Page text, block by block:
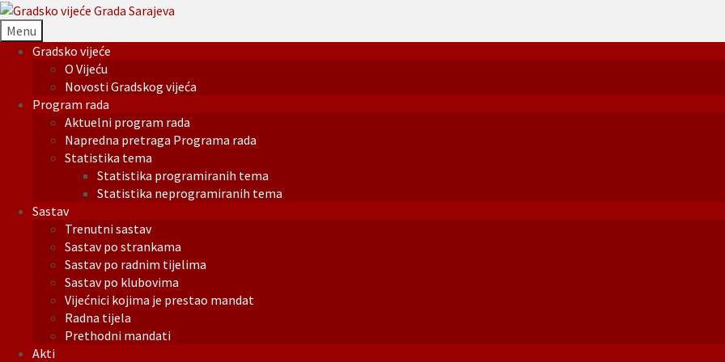
Menu
Gradsko vijeće
O Vijeću
Novosti Gradskog vijeća
Program rada
Aktuelni program rada
Napredna pretraga Programa rada
Statistika tema
Statistika programiranih tema
Statistika neprogramiranih tema
Sastav
Trenutni sastav
Sastav po strankama
Sastav po radnim tijelima
Sastav po klubovima
Vijećnici kojima je prestao mandat
Radna tijela
Prethodni mandati
Akti